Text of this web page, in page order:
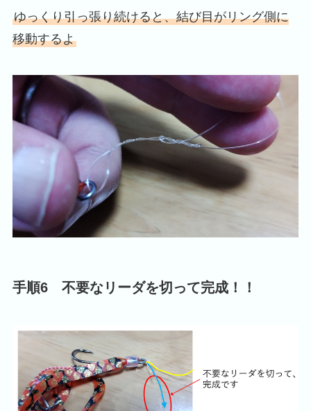
ゆっくり引っ張り続けると、結び目がリング側に
移動するよ
手順6 不要なリーダを切って完成！！